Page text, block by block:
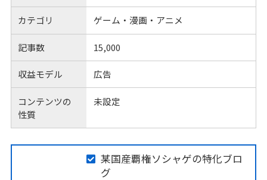
カテゴリ ゲーム・漫画・アニメ
記事数 15,000
収益モデル 広告
コンテンツの
性質
未設定
某国産覇権ソシャゲの特化ブロ
グ